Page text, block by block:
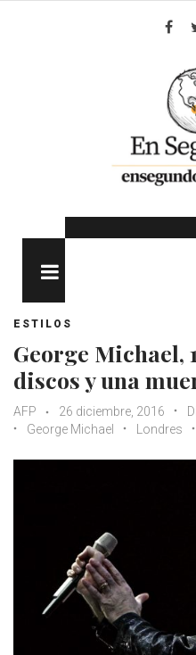
ESTILOS
George Michael,
discos y una
AFP 26 diciembre, 2016
George Michael
Londres